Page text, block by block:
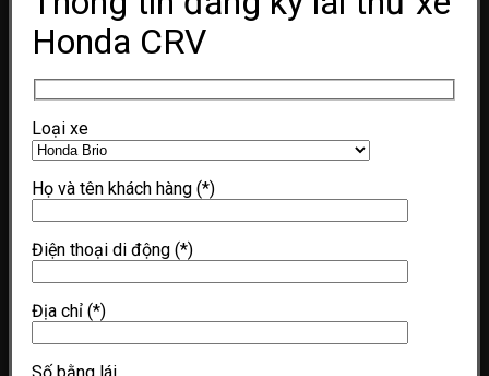
Honda CRV
Loại xe
Họ và tên khách hàng (*)
Điện thoại di động (*)
Địa chỉ (*)